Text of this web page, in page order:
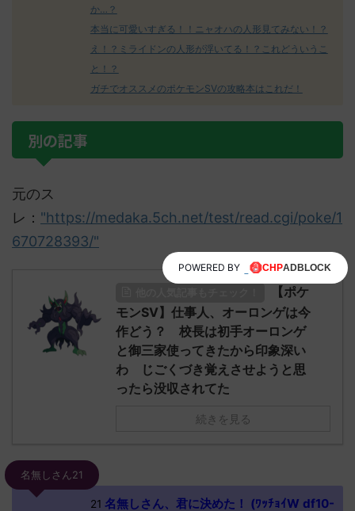
か…？
本当に可愛いすぎる！！ニャオハの人形見てみない！？
え！？ミライドンの人形が浮いてる！？これどういうこ
と！？
ガチでオススメのポケモンSVの攻略本はこれだ！
別の記事
元のス
レ： "https://medaka.5ch.net/test/read.cgi/poke/1
670728393/"
【ポケ
モンSV】仕事人、オーロンゲは今
作どう？ 校長は初手オーロンゲ
と御三家使ってきたから印象深い
わ じごくづき覚えさせようと思
ったら没収されてた
続きを見る
名無しさん21
21 名無しさん、君に決めた！ (ﾜｯﾁｮｲW df10-
POWERED BY